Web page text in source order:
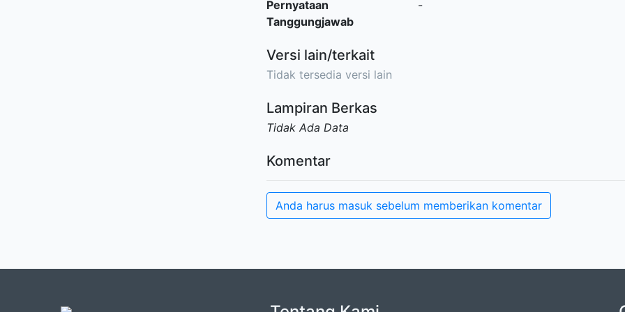
Pernyataan
Tanggungjawab
-
Versi lain/terkait
Tidak tersedia versi lain
Lampiran Berkas
Tidak Ada Data
Komentar
Anda harus masuk sebelum memberikan komentar